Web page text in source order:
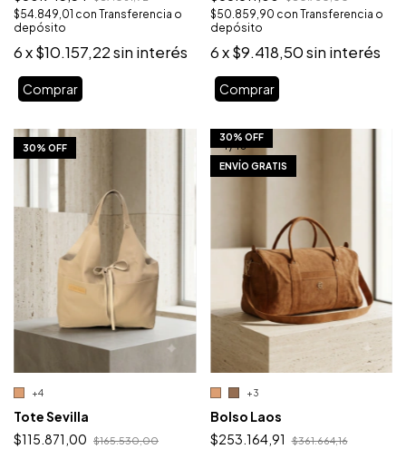
$54.849,01 con Transferencia o
depósito
6x$10.157,22sin interés
Comprar
$50.859,90 con Transferencia o
depósito
6x$9.418,50sin interés
Comprar
1/10
30% OFF
+4
Tote Sevilla
$115.871,00
$165.530,00
1/10
30% OFF
ENVÍO GRATIS
+3
Bolso Laos
$253.164,91
$361.664,16